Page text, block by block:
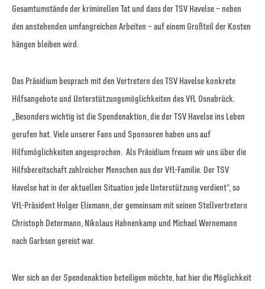
Gesamtumstände der kriminellen Tat und dass der TSV Havelse – neben
den anstehenden umfangreichen Arbeiten – auf einem Großteil der Kosten
hängen bleiben wird.
Das Präsidium besprach mit den Vertretern des TSV Havelse konkrete
Hilfsangebote und Unterstützungsmöglichkeiten des VfL Osnabrück.
„Besonders wichtig ist die Spendenaktion, die der TSV Havelse ins Leben
gerufen hat. Viele unserer Fans und Sponsoren haben uns auf
Hilfsmöglichkeiten angesprochen. Als Präsidium freuen wir uns über die
Hilfsbereitschaft zahlreicher Menschen aus der VfL-Familie. Der TSV
Havelse hat in der aktuellen Situation jede Unterstützung verdient“, so
VfL-Präsident Holger Elixmann, der gemeinsam mit seinen Stellvertretern
Christoph Determann, Nikolaus Hahnenkamp und Michael Wernemann
nach Garbsen gereist war.
Wer sich an der Spendenaktion beteiligen möchte, hat hier die Möglichkeit